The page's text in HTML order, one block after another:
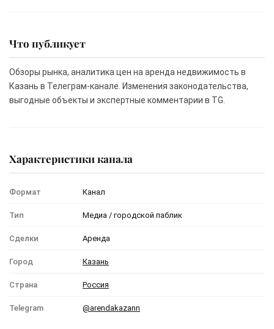
Что публикует
Обзоры рынка, аналитика цен на аренда недвижимость в
Казань в Телеграм-канале. Изменения законодательства,
выгодные объекты и экспертные комментарии в TG.
Характеристики канала
Формат Канал
Тип Медиа / городской паблик
Сделки Аренда
Город Казань
Страна Россия
Telegram @arendakazann